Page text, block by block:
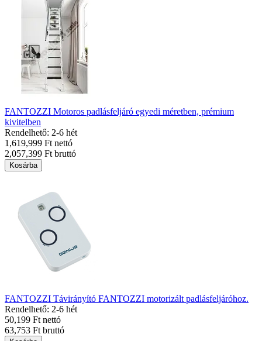
FANTOZZI Motoros padlásfeljáró egyedi méretben, prémium
kivitelben
Rendelhető: 2-6 hét
1,619,999 Ft nettó
2,057,399 Ft bruttó
Kosárba
FANTOZZI Távirányító FANTOZZI motorizált padlásfeljáróhoz.
Rendelhető: 2-6 hét
50,199 Ft nettó
63,753 Ft bruttó